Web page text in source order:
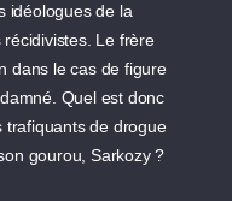
idéologues de la
Le frère
dans le cas de figure
Quel est donc
trafiquants de drogue
gourou, Sarkozy ?